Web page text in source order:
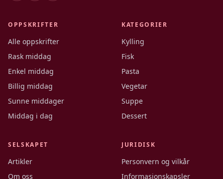
OPPSKRIFTER
Alle oppskrifter
Rask middag
Enkel middag
Billig middag
Sunne middager
Middag i dag
KATEGORIER
Kylling
Fisk
Pasta
Vegetar
Suppe
Dessert
SELSKAPET
Artikler
Om oss
JURIDISK
Personvern og vilkår
Informasjonskapsler